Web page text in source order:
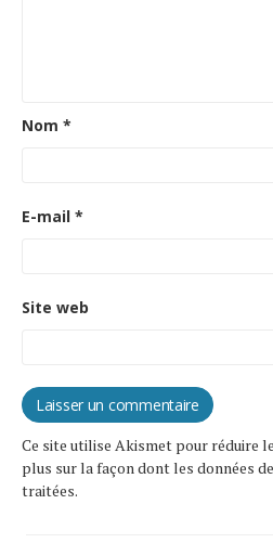
Nom *
E-mail *
Site web
Ce site utilise Akismet pour réduire
plus sur la façon dont les données
traitées.